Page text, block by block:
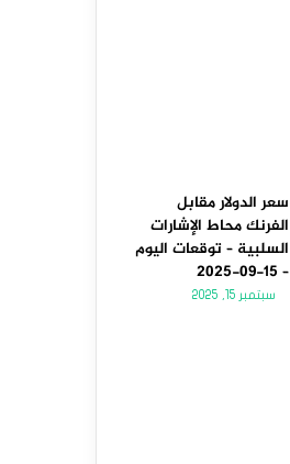
سعر الدولار مقابل
الفرنك محاط الإشارات
السلبية – توقعات اليوم
– 15-09-2025
سبتمبر 15, 2025